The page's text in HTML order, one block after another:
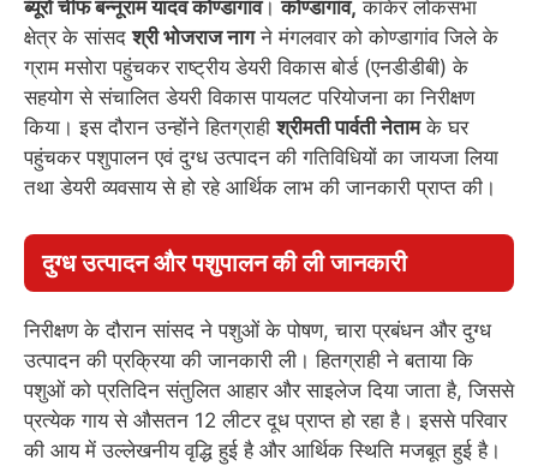
ब्यूरो चीफ बन्नूराम यादव कोण्डागांव।कोण्डागांव, कांकेर लोकसभा
क्षेत्र के सांसदश्री भोजराज नागने मंगलवार को कोण्डागांव जिले के
ग्राम मसोरा पहुंचकर राष्ट्रीय डेयरी विकास बोर्ड (एनडीडीबी) के
सहयोग से संचालित डेयरी विकास पायलट परियोजना का निरीक्षण
किया। इस दौरान उन्होंने हितग्राहीश्रीमती पार्वती नेतामके घर
पहुंचकर पशुपालन एवं दुग्ध उत्पादन की गतिविधियों का जायजा लिया
तथा डेयरी व्यवसाय से हो रहे आर्थिक लाभ की जानकारी प्राप्त की।
दुग्ध उत्पादन और पशुपालन की ली जानकारी
निरीक्षण के दौरान सांसद ने पशुओं के पोषण, चारा प्रबंधन और दुग्ध
उत्पादन की प्रक्रिया की जानकारी ली। हितग्राही ने बताया कि
पशुओं को प्रतिदिन संतुलित आहार और साइलेज दिया जाता है, जिससे
प्रत्येक गाय से औसतन 12 लीटर दूध प्राप्त हो रहा है। इससे परिवार
की आय में उल्लेखनीय वृद्धि हुई है और आर्थिक स्थिति मजबूत हुई है।